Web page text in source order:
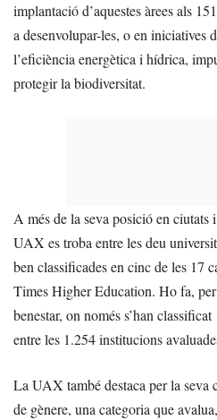
implantació d’aquestes àrees als
a desenvolupar-les, o en iniciatives
l’eficiència energètica i hídrica,
protegir la biodiversitat.
A més de la seva posició en ciutats
UAX es troba entre les deu
ben classificades en cinc de les 17
Times Higher Education. Ho fa,
benestar, on només s’han
entre les 1.254 institucions
La UAX també destaca per la
de gènere, una categoria que